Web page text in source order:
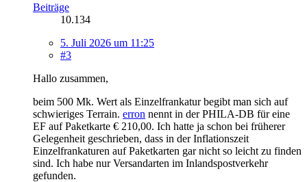
Beiträge
10.134
5. Juli 2026 um 11:25
#3
Hallo zusammen,
beim 500 Mk. Wert als Einzelfrankatur begibt man sich auf
schwieriges Terrain. erron nennt in der PHILA-DB für eine
EF auf Paketkarte € 210,00. Ich hatte ja schon bei früherer
Gelegenheit geschrieben, dass in der Inflationszeit
Einzelfrankaturen auf Paketkarten gar nicht so leicht zu finden
sind. Ich habe nur Versandarten im Inlandspostverkehr
gefunden.